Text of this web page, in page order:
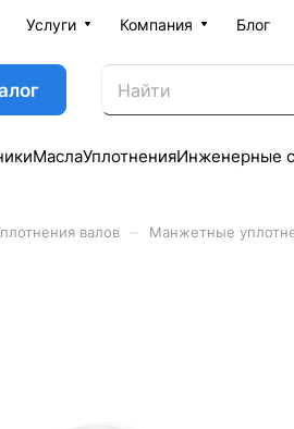
Услуги Компания Блог
МаслаУплотненияИнженерные
валов Манжетные